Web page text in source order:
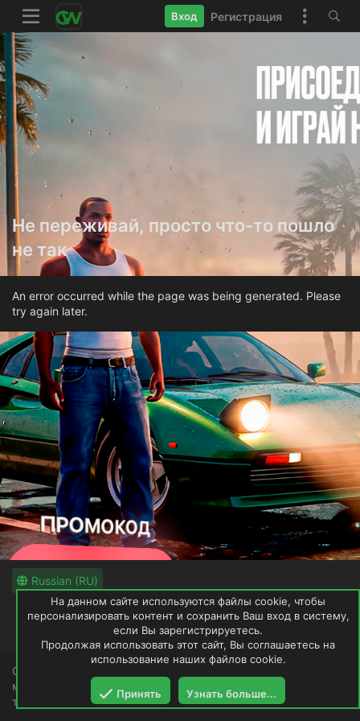
Вход Регистрация
Не переживай, просто что-то пошло
не так
An error occurred while the page was being generated. Please
try again later.
Russian (RU)
Обратная связь
Условия и правила
Политика конфиденциальности
Помощь
GTAWRLD не имеет и не претендует на права загруженных
модификаций. Ресурс будет удалён по первому
требованию владельца.
На данном сайте используются файлы cookie, чтобы
персонализировать контент и сохранить Ваш вход в систему,
если Вы зарегистрируетесь.
Продолжая использовать этот сайт, Вы соглашаетесь на
использование наших файлов cookie.
Принять Узнать больше...